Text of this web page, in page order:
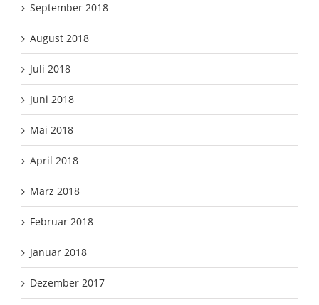
September 2018
August 2018
Juli 2018
Juni 2018
Mai 2018
April 2018
März 2018
Februar 2018
Januar 2018
Dezember 2017